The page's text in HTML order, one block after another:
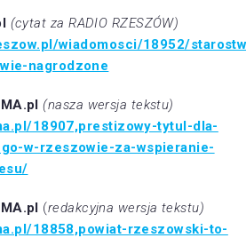
(cytat za RADIO RZESZÓW)
wiadomosci/18952/
nagrodzone
(nasza wersja tekstu)
18907,prestizowy-tytul-dla-
w-rzeszowie-za-wspieranie-
(redakcyjna wersja tekstu)
18858,powiat-rzeszowski-to-